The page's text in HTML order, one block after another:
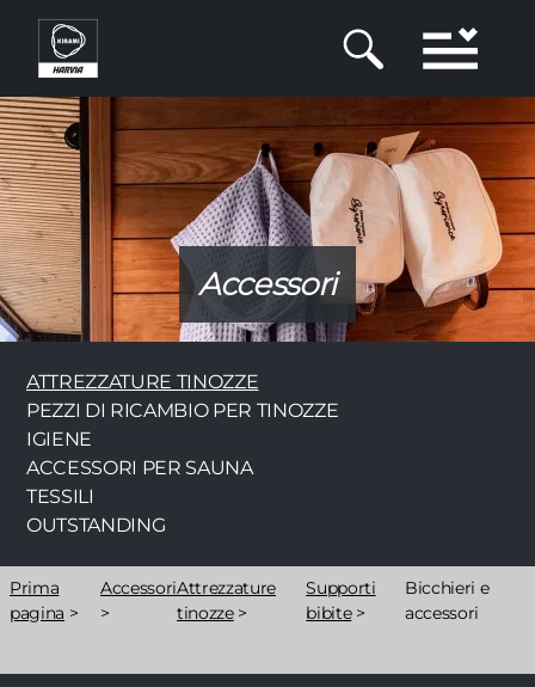
Salta
contenuto
principale
Accessori
ATTREZZATURE TINOZZE
PEZZI DI RICAMBIO PER TINOZZE
IGIENE
ACCESSORI PER SAUNA
TESSILI
OUTSTANDING
Briciole
di
Prima
pagina >
Accessori
>
Attrezzature
tinozze>
Supporti
bibite>
Bicchieri e
accessori